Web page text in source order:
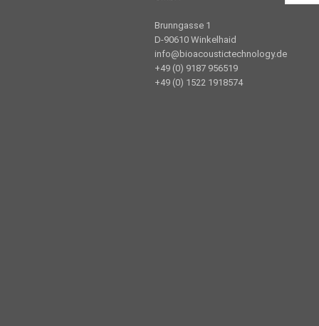
Brunngasse 1
D-90610 Winkelhaid
info@bioacoustictechnology.de
+49 (0) 9187 956519
+49 (0) 1522 1918574